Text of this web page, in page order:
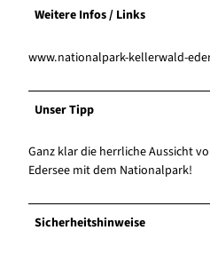
Weitere Infos / Links
www.nationalpark-kellerwald-
Unser Tipp
Ganz klar die herrliche Aussicht
Edersee mit dem Nationalpark!
Sicherheitshinweise